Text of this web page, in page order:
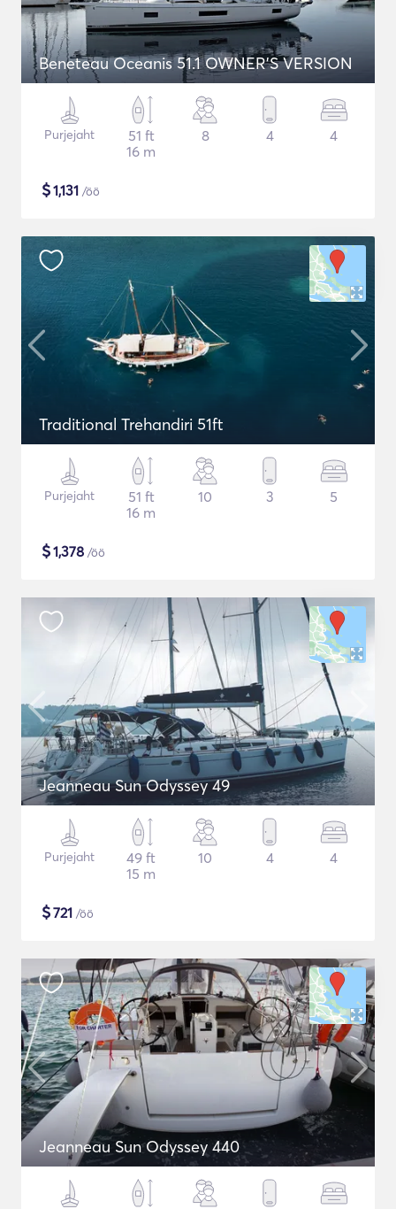
Beneteau Oceanis 51.1 OWNER'S VERSION
Purjejaht
51 ft
16 m
8 4 4
$1,131 /öö
Traditional Trehandiri 51ft
Purjejaht
51 ft
16 m
10 3 5
$1,378 /öö
Jeanneau Sun Odyssey 49
Purjejaht
49 ft
15 m
10 4 4
$721 /öö
Jeanneau Sun Odyssey 440